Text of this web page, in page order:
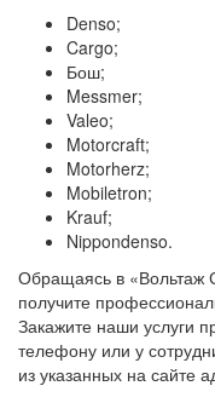
Denso;
Cargo;
Бош;
Messmer;
Valeo;
Motorcraft;
Motorherz;
Mobiletron;
Krauf;
Nippondenso.
Обращаясь в «Вольтаж
получите
Закажите наши услуги
телефону или у
из указанных на сайте